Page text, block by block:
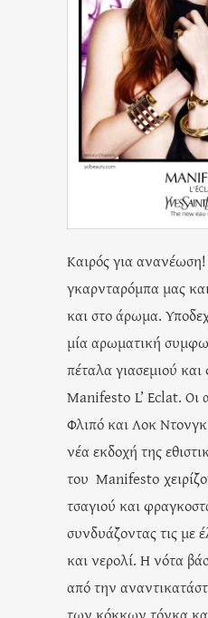
Καιρός για
γκαρνταρόμπα μας
και στο άρωμα.
μία αρωματική
πέταλα γιασεμιού και
Manifesto L’ Eclat. Οι
Φλιπό και Λοκ
νέα εκδοχή της
του Manifesto
τσαγιού και
συνδυάζοντας τις με
και νερολί. Η νότα
από την